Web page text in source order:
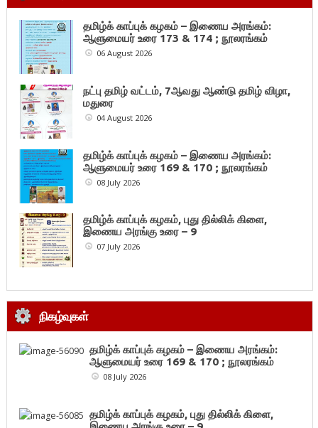
தமிழ்க் காப்புக் கழகம் – இணைய அரங்கம்:
ஆளுமையர் உரை 173 & 174 ; நூலரங்கம்
06 August 2026
நட்பு தமிழ் வட்டம், 7ஆவது ஆண்டு தமிழ் விழா,
மதுரை
04 August 2026
தமிழ்க் காப்புக் கழகம் – இணைய அரங்கம்:
ஆளுமையர் உரை 169 & 170 ; நூலரங்கம்
08 July 2026
தமிழ்க் காப்புக் கழகம், புது தில்லிக் கிளை,
இணைய அரங்கு உரை – 9
07 July 2026
நிகழ்வுகள்
தமிழ்க் காப்புக் கழகம் – இணைய அரங்கம்:
ஆளுமையர் உரை 169 & 170 ; நூலரங்கம்
08 July 2026
தமிழ்க் காப்புக் கழகம், புது தில்லிக் கிளை,